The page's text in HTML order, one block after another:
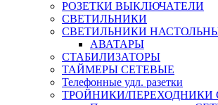
РОЗЕТКИ ВЫКЛЮЧАТЕЛИ
СВЕТИЛЬНИКИ
СВЕТИЛЬНИКИ
АВАТАРЫ
СТАБИЛИЗАТОРЫ
ТАЙМЕРЫ СЕТЕВЫЕ
Телефонные удл. разетки
ТРОЙНИКИ/ПЕРЕХОДНИКИ